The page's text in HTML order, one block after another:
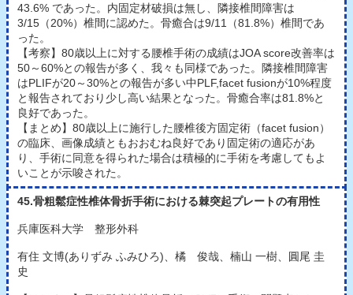
43.6% であった。内固定材破損は無し、隣接椎間障害は
3/15（20%）椎間に認めた。骨癒合は9/11（81.8%）椎間であ
った。
【考察】80歳以上に対する腰椎手術の成績はJOA score改善率は
50～60%との報告が多く、我々も同様であった。隣接椎間障害
はPLIFが20～30%との報告が多い中PLF,facet fusionが10%程度
と報告されており少し高い結果となった。骨癒合率は81.8%と
良好であった。
【まとめ】80歳以上に施行した腰椎後方固定術（facet fusion）
の臨床、画像成績ともおおむね良好であり固定術の適応があ
り、手術に同意を得られた場合は積極的に手術を考慮してもよ
いことが示唆された。
45.骨粗鬆症性椎体骨折手術における棘突起プレートの有用性
兵庫医科大学 整形外科
有住 文博(ありずみ ふみひろ)、橘 俊哉、楠山 一樹、圓尾 圭
史